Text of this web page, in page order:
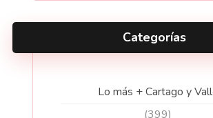
Categorías
Lo más + Cartago y
(399)